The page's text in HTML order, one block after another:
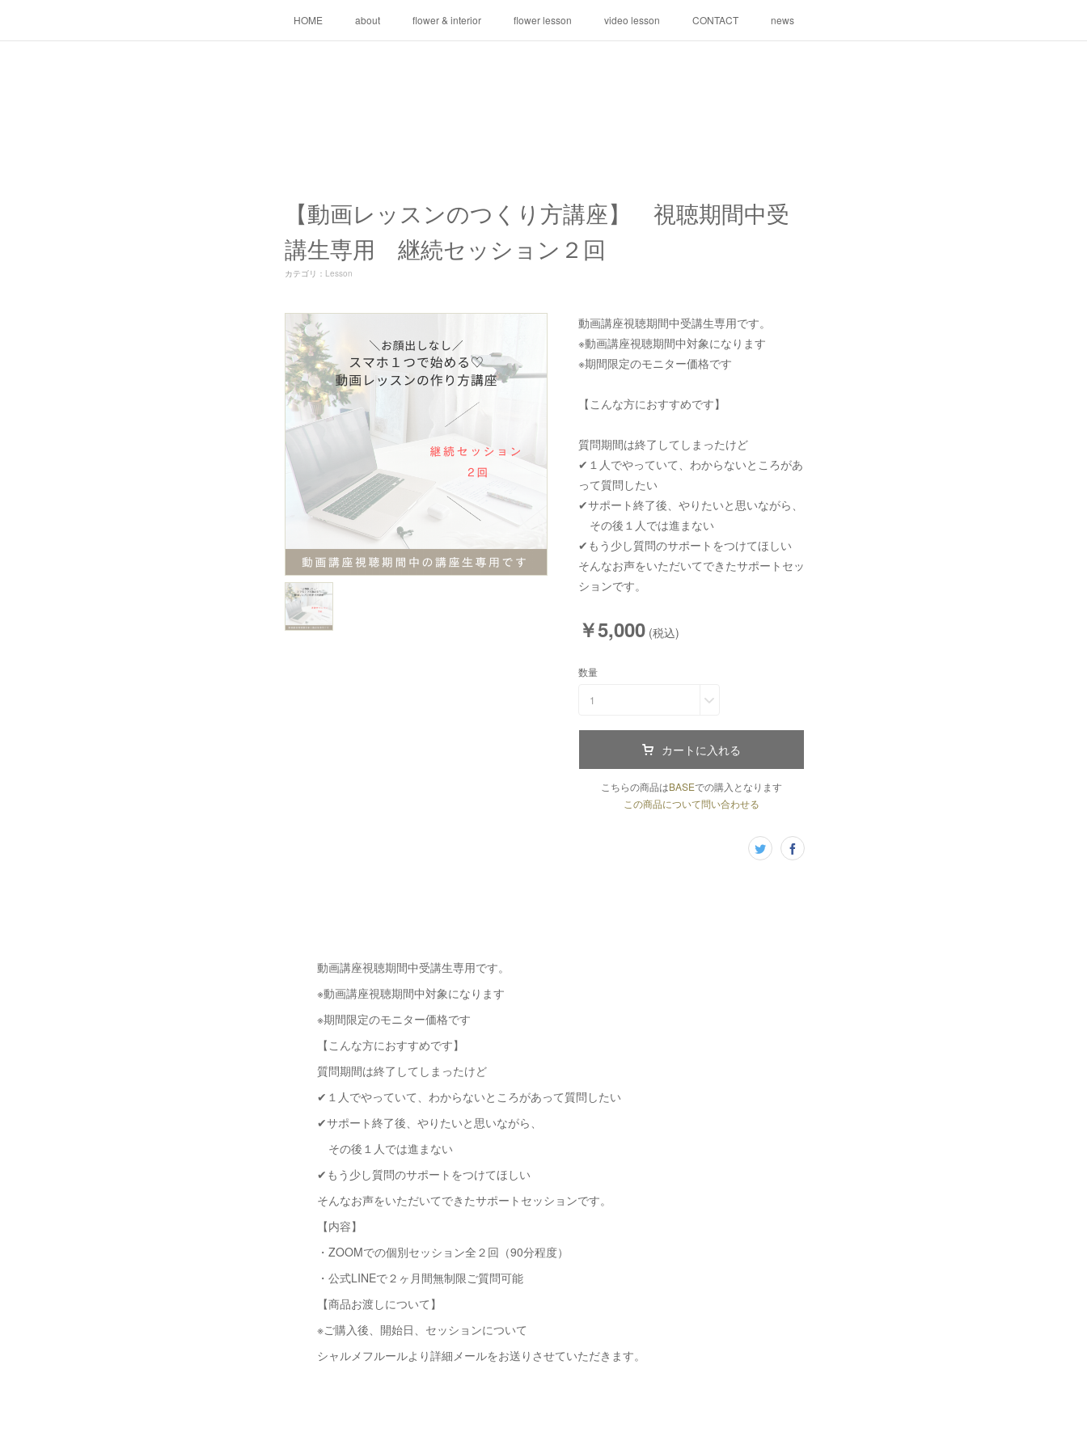
HOME about flower & interior flower lesson video lesson CONTACT news
【動画レッスンのつくり方講座】 視聴期間中受
講生専用 継続セッション２回
カテゴリ ： Lesson
動画講座視聴期間中受講生専用です。
※動画講座視聴期間中対象になります
※期間限定のモニター価格です
【こんな方におすすめです】
質問期間は終了してしまったけど
✔︎１人でやっていて、わからないところがあ
って質問したい
✔︎サポート終了後、やりたいと思いながら、
その後１人では進まない
✔︎もう少し質問のサポートをつけてほしい
そんなお声をいただいてできたサポートセッ
ションです。
￥5,000 (税込)
数量
1
カートに入れる
こちらの商品はBASEでの購入となります
この商品について問い合わせる
動画講座視聴期間中受講生専用です。
※動画講座視聴期間中対象になります
※期間限定のモニター価格です
【こんな方におすすめです】
質問期間は終了してしまったけど
✔︎１人でやっていて、わからないところがあって質問したい
✔︎サポート終了後、やりたいと思いながら、
その後１人では進まない
✔︎もう少し質問のサポートをつけてほしい
そんなお声をいただいてできたサポートセッションです。
【内容】
・ZOOMでの個別セッション全２回（90分程度）
・公式LINEで２ヶ月間無制限ご質問可能
【商品お渡しについて】
※ご購入後、開始日、セッションについて
シャルメフルールより詳細メールをお送りさせていただきます。